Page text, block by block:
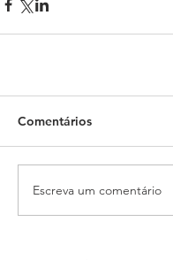
Comentários
Escreva um comentário